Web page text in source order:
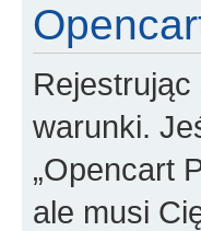
Rejestrując
warunki.
„Opencart
ale musi